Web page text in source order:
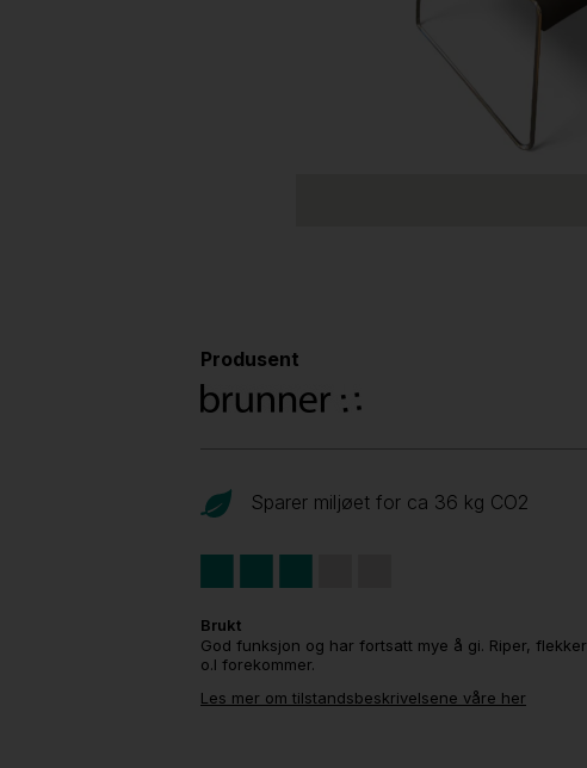
Produsent
Sparer miljøet for ca 36 kg CO2
Brukt
God funksjon og har fortsatt mye å gi. Riper, flekker
o.l forekommer.
Les mer om tilstandsbeskrivelsene våre her